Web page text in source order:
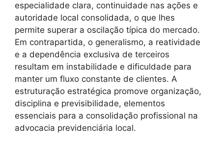
especialidade clara, continuidade nas ações e
autoridade local consolidada, o que lhes
permite superar a oscilação típica do mercado.
Em contrapartida, o generalismo, a reatividade
e a dependência exclusiva de terceiros
resultam em instabilidade e dificuldade para
manter um fluxo constante de clientes. A
estruturação estratégica promove organização,
disciplina e previsibilidade, elementos
essenciais para a consolidação profissional na
advocacia previdenciária local.